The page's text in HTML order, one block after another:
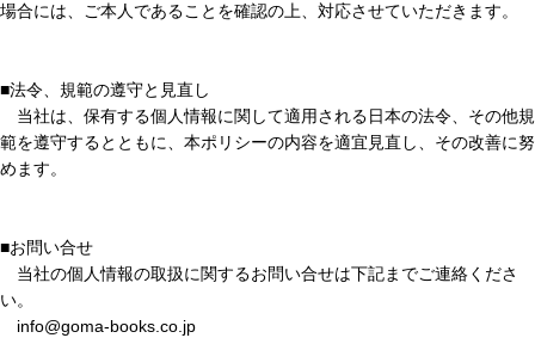
場合には、ご本人であることを確認の上、対応させていただきます。
■法令、規範の遵守と見直し
当社は、保有する個人情報に関して適用される日本の法令、その他規
範を遵守するとともに、本ポリシーの内容を適宜見直し、その改善に努
めます。
■お問い合せ
当社の個人情報の取扱に関するお問い合せは下記までご連絡くださ
い。
info@goma-books.co.jp